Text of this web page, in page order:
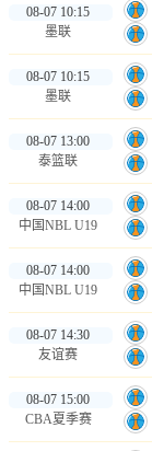
08-07 10:15
墨联
08-07 10:15
墨联
08-07 13:00
泰篮联
08-07 14:00
中国NBL U19
08-07 14:00
中国NBL U19
08-07 14:30
友谊赛
08-07 15:00
CBA夏季赛